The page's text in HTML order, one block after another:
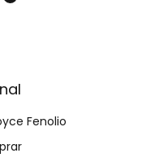
Fenolio